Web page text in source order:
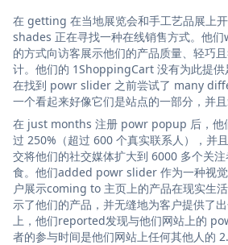
在 getting 在当地展览会和手工艺品展上
shades 正在寻找一种在线销售方式。他
的方式向访客展示他们的产品质量、轻巧
计。他们的 1ShoppingCart 没有为此提供
在找到 powr slider 之前尝试了 many
一个看起来好像它们是站点的一部分，并且
在 just months 注册 powr popup 后，他
过 250%（超过 600 个真实联系人），并
交将他们的社交媒体扩大到 6000 多个关
食。他们added powr slider 作为一种视
户展示coming to 主页上的产品在现实生
示了他们的产品，并无缝地为客户提供了
上，他们reported发现与他们网站上的
者的参与时间是他们网站上任何其他人的